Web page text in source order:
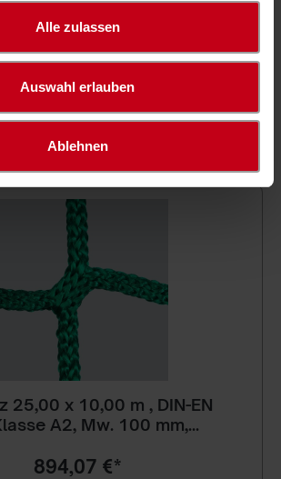
Alle zulassen
Auswahl erlauben
Ablehnen
25,00 x 10,00 m , DIN-EN
A2, Mw. 100 mm,
894,07 €*